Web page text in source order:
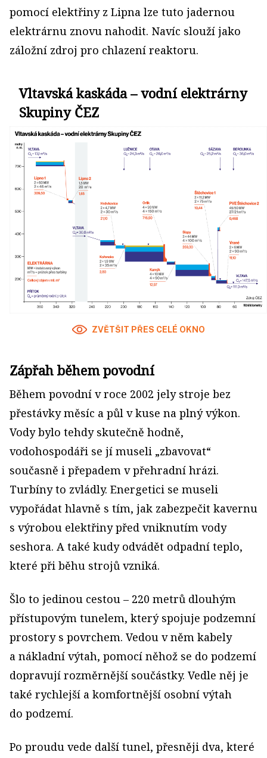
pomocí elektřiny z Lipna lze tuto jadernou
elektrárnu znovu nahodit. Navíc slouží jako
záložní zdroj pro chlazení reaktoru.
Vltavská kaskáda – vodní elektrárny
Skupiny ČEZ
ZVĚTŠIT PŘES CELÉ OKNO
Zápřah během povodní
Během povodní v roce 2002 jely stroje bez
přestávky měsíc a půl v kuse na plný výkon.
Vody bylo tehdy skutečně hodně,
vodohospodáři se jí museli „zbavovat“
současně i přepadem v přehradní hrázi.
Turbíny to zvládly. Energetici se museli
vypořádat hlavně s tím, jak zabezpečit kavernu
s výrobou elektřiny před vniknutím vody
seshora. A také kudy odvádět odpadní teplo,
které při běhu strojů vzniká.
Šlo to jedinou cestou – 220 metrů dlouhým
přístupovým tunelem, který spojuje podzemní
prostory s povrchem. Vedou v něm kabely
a nákladní výtah, pomocí něhož se do podzemí
dopravují rozměrnější součástky. Vedle něj je
také rychlejší a komfortnější osobní výtah
do podzemí.
Po proudu vede další tunel, přesněji dva, které